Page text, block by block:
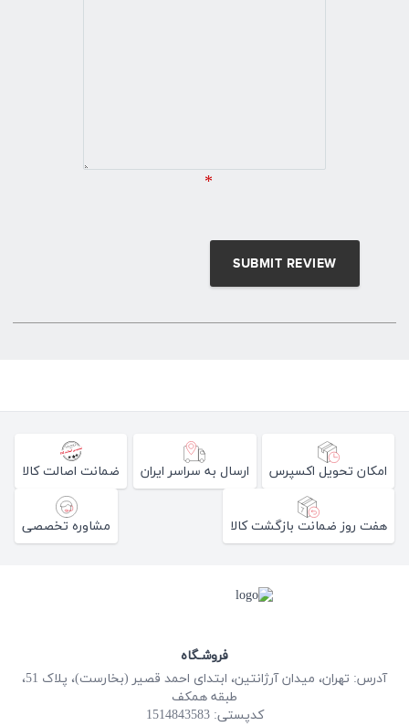
*
امکان تحویل اکسپرس ارسال به سراسر ایران ضمانت اصالت کالا
هفت روز ضمانت بازگشت کالا مشاوره تخصصی
فروشـگاه
آدرس: تهران، میدان آرژانتین، ابتدای احمد قصیر (بخارست)، پلاک 51،
طبقه همکف
کدپستی: 1514843583